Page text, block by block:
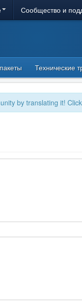
Сообщество и
Технические
by translating it! Click